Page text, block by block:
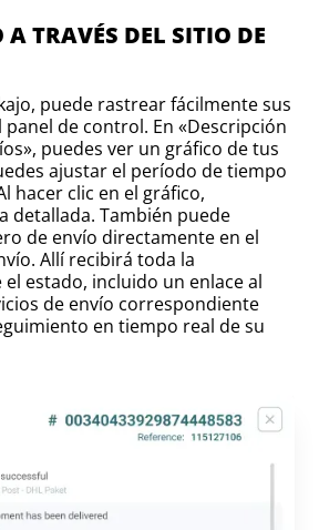
TRAVÉS DEL SITIO DE
puede rastrear fácilmente sus
panel de control. En «Descripción
puedes ver un gráfico de tus
ajustar el período de tiempo
hacer clic en el gráfico,
detallada. También puede
de envío directamente en el
Allí recibirá toda la
estado, incluido un enlace al
de envío correspondiente
en tiempo real de su